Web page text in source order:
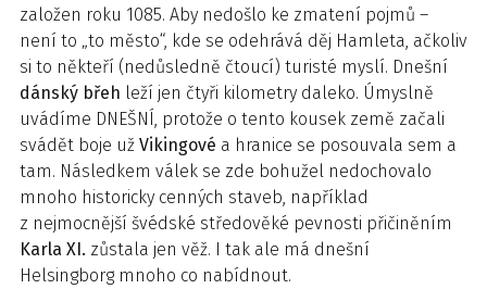
založen roku 1085. Aby nedošlo ke zmatení pojmů –
není to „to město“, kde se odehrává děj Hamleta, ačkoliv
si to někteří (nedůsledně čtoucí) turisté myslí. Dnešní
dánský břeh leží jen čtyři kilometry daleko. Úmyslně
uvádíme DNEŠNÍ, protože o tento kousek země začali
svádět boje už Vikingové a hranice se posouvala sem a
tam. Následkem válek se zde bohužel nedochovalo
mnoho historicky cenných staveb, například
z nejmocnější švédské středověké pevnosti přičiněním
Karla XI. zůstala jen věž. I tak ale má dnešní
Helsingborg mnoho co nabídnout.